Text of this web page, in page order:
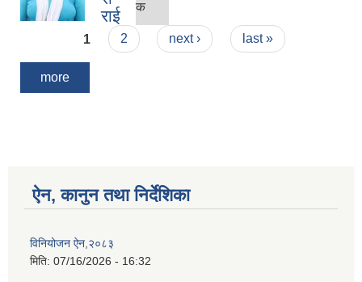
राई
क
Pages
1 2 next › last »
more
ऐन, कानुन तथा निर्देशिका
विनियोजन ऐन,२०८३
मिति: 07/16/2026 - 16:32